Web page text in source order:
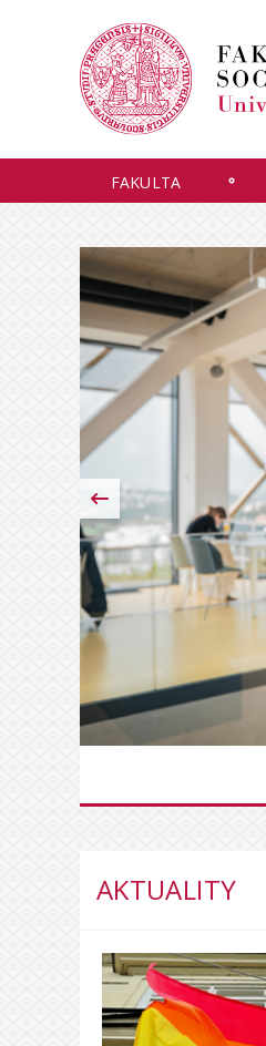
FAKULTA
AKTUALITY